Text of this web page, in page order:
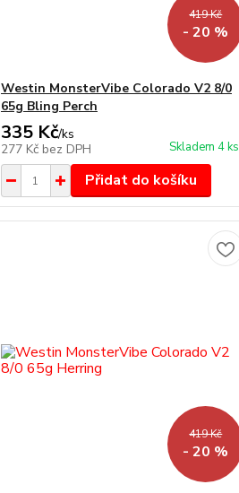
419 Kč
- 20 %
Westin MonsterVibe Colorado V2 8/0
65g Bling Perch
335 Kč/ks
277 Kč bez DPH Skladem 4 ks
Přidat do košíku
419 Kč
- 20 %